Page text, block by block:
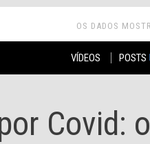
OS DADOS
VÍDEOS POSTS
Covid: